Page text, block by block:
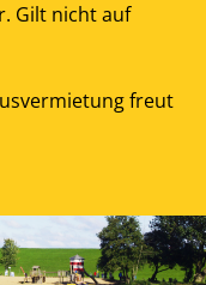
Gilt nicht auf
freut